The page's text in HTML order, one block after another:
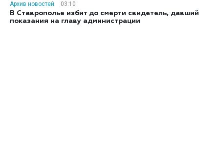
Архив новостей
03:10
В Ставрополье избит до смерти свидетель, давший
показания на главу администрации